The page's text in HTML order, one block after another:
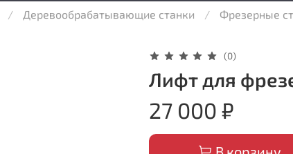
Деревообрабатывающие станки Фрезерные
(0)
Лифт для
27 000 ₽